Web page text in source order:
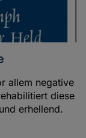
allem negative
diese
erhellend.